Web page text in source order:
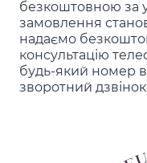
безкоштовною за
замовлення
надаємо
консультацію
будь-який номер
зворотний